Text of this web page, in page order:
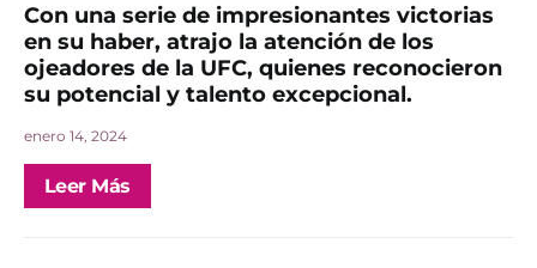
Con una serie de impresionantes victorias
en su haber, atrajo la atención de los
ojeadores de la UFC, quienes reconocieron
su potencial y talento excepcional.
enero 14, 2024
Leer Más